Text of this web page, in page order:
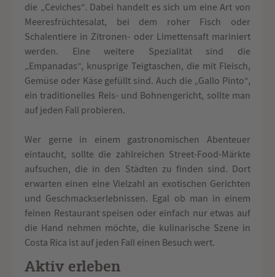
die „Ceviches“. Dabei handelt es sich um eine Art von
Meeresfrüchtesalat, bei dem roher Fisch oder
Schalentiere in Zitronen- oder Limettensaft mariniert
werden. Eine weitere Spezialität sind die
„Empanadas“, knusprige Teigtaschen, die mit Fleisch,
Gemüse oder Käse gefüllt sind. Auch die „Gallo Pinto“,
ein traditionelles Reis- und Bohnengericht, sollte man
auf jeden Fall probieren.
Wer gerne in einem gastronomischen Abenteuer
eintaucht, sollte die zahlreichen Street-Food-Märkte
aufsuchen, die in den Städten zu finden sind. Dort
erwarten einen eine Vielzahl an exotischen Gerichten
und Geschmackserlebnissen. Egal ob man in einem
feinen Restaurant speisen oder einfach nur etwas auf
die Hand nehmen möchte, die kulinarische Szene in
Costa Rica ist auf jeden Fall einen Besuch wert.
Aktiv erleben